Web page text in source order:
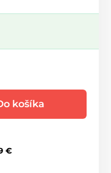
košíka
€